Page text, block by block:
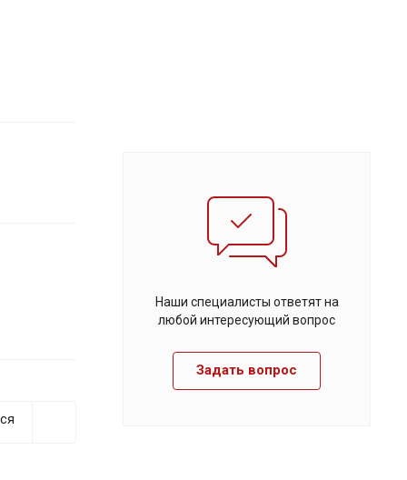
Наши специалисты ответят на
любой интересующий вопрос
Задать вопрос